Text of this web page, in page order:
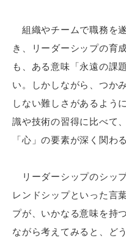
組織やチームで職務を
き、リーダーシップの育
も、ある意味「永遠の課
い。しかしながら、つか
しない難しさがあるよう
識や技術の習得に比べて
「心」の要素が深く関わ
リーダーシップのシッ
レンドシップといった言
プが、いかなる意味を持
ながら考えてみると、ど